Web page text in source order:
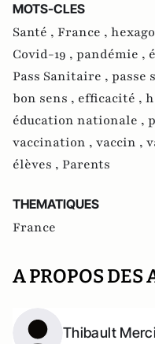
MOTS-CLES
Santé , France ,
Covid-19 , pandémie ,
Pass Sanitaire , passe
bon sens , efficacité ,
éducation nationale ,
vaccination , vaccin ,
élèves , Parents
THEMATIQUES
France
A PROPOS DES
Thibault